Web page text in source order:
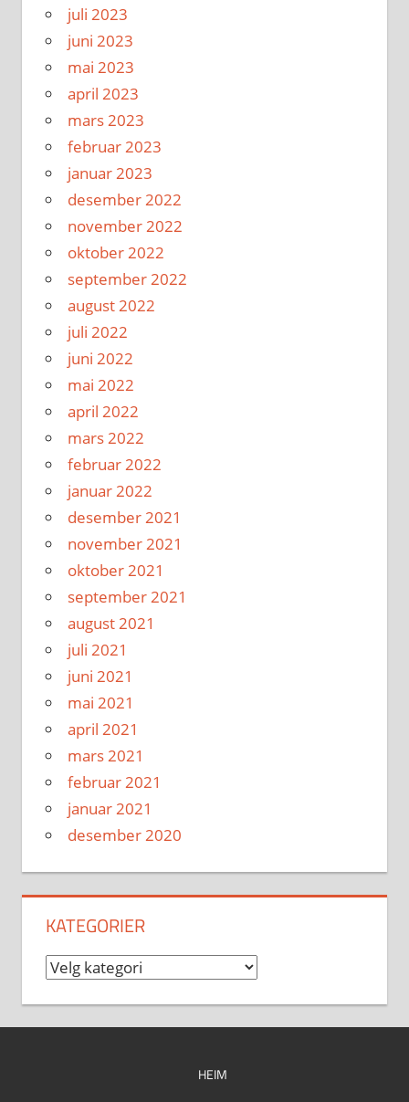
juli 2023
juni 2023
mai 2023
april 2023
mars 2023
februar 2023
januar 2023
desember 2022
november 2022
oktober 2022
september 2022
august 2022
juli 2022
juni 2022
mai 2022
april 2022
mars 2022
februar 2022
januar 2022
desember 2021
november 2021
oktober 2021
september 2021
august 2021
juli 2021
juni 2021
mai 2021
april 2021
mars 2021
februar 2021
januar 2021
desember 2020
KATEGORIER
Kategorier
HEIM